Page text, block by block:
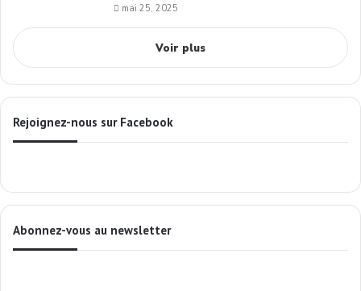
mai 25, 2025
Voir plus
Rejoignez-nous sur Facebook
Abonnez-vous au newsletter